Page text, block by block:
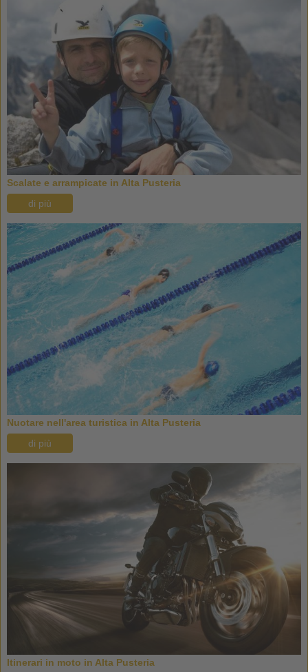
Scalate e arrampicate in Alta Pusteria
di più
Nuotare nell'area turistica in Alta Pusteria
di più
Itinerari in moto in Alta Pusteria